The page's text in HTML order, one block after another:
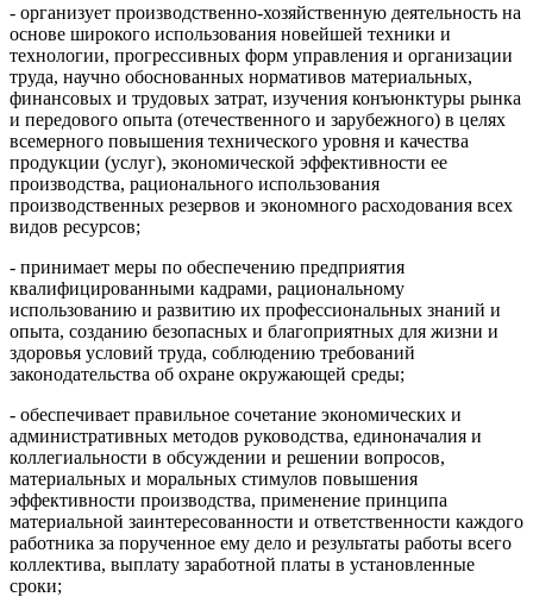
- организует производственно-хозяйственную деятельность на
основе широкого использования новейшей техники и
технологии, прогрессивных форм управления и организации
труда, научно обоснованных нормативов материальных,
финансовых и трудовых затрат, изучения конъюнктуры рынка
и передового опыта (отечественного и зарубежного) в целях
всемерного повышения технического уровня и качества
продукции (услуг), экономической эффективности ее
производства, рационального использования
производственных резервов и экономного расходования всех
видов ресурсов;
- принимает меры по обеспечению предприятия
квалифицированными кадрами, рациональному
использованию и развитию их профессиональных знаний и
опыта, созданию безопасных и благоприятных для жизни и
здоровья условий труда, соблюдению требований
законодательства об охране окружающей среды;
- обеспечивает правильное сочетание экономических и
административных методов руководства, единоначалия и
коллегиальности в обсуждении и решении вопросов,
материальных и моральных стимулов повышения
эффективности производства, применение принципа
материальной заинтересованности и ответственности каждого
работника за порученное ему дело и результаты работы всего
коллектива, выплату заработной платы в установленные
сроки;